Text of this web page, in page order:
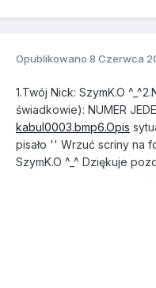
Opublikowano 8 Czerwca
1.Twój Nick: SzymK.O
świadkowie): NUMER
kabul0003.bmp6.Opis
pisało '' Wrzuć scriny na
SzymK.O ^_^ Dziękuje